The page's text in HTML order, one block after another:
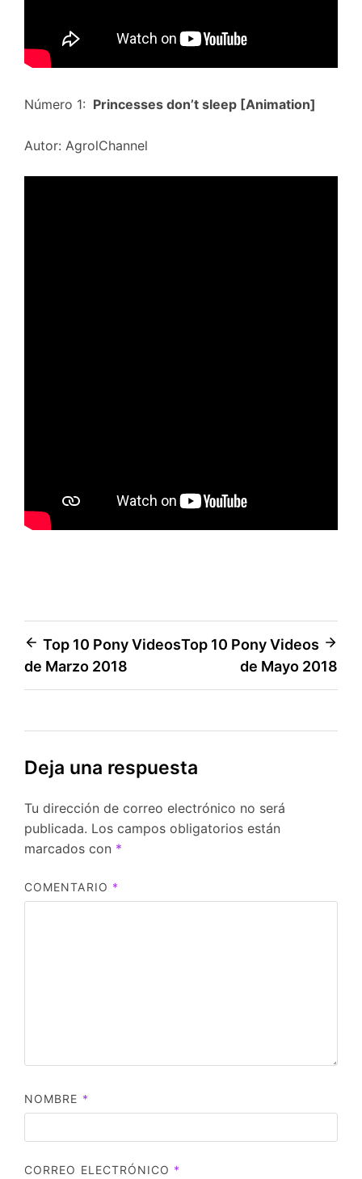
Número 1: Princesses don’t sleep [Animation]
Autor: AgrolChannel
Navegación
de
Top 10 Pony Videos
de Marzo 2018
Top 10 Pony Videos
de Mayo 2018
Deja una respuesta
Tu dirección de correo electrónico no será
publicada. Los campos obligatorios están
marcados con *
COMENTARIO *
NOMBRE *
CORREO ELECTRÓNICO *